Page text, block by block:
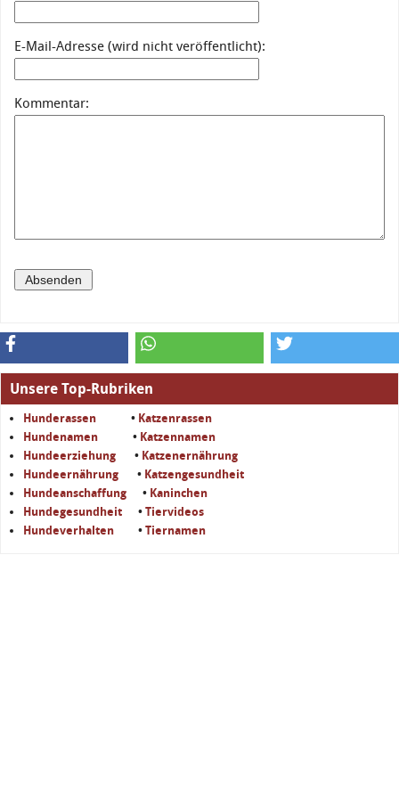
E-Mail-Adresse (wird nicht veröffentlicht):
Kommentar:
Unsere Top-Rubriken
Hunderassen • Katzenrassen
Hundenamen
• Katzennamen
Hundeerziehung • Katzenernährung
Hundeernährung • Katzengesundheit
Hundeanschaffung • Kaninchen
Hundegesundheit • Tiervideos
Hundeverhalten • Tiernamen